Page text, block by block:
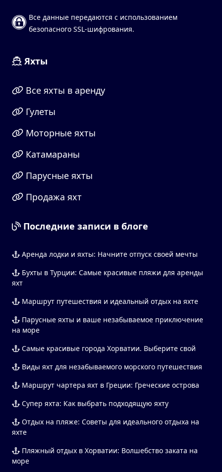
Все данные передаются с использованием
безопасного SSL-шифрования.
Яхты
Все яхты в аренду
Гулеты
Моторные яхты
Катамараны
Парусные яхты
Продажа яхт
Последние записи в блоге
Аренда лодки и яхты: Начните отпуск своей мечты
Бухты в Турции: Самые красивые пляжи для аренды
яхт
Маршрут путешествия и идеальный отдых на яхте
Парусные яхты и ваше незабываемое приключение
на море
Самые красивые города Хорватии. Выберите свой
Виды яхт для незабываемого морского путешествия
Маршрут чартера яхт в Греции: Греческие острова
Супер яхта: Как выбрать подходящую яхту
Отдых на пляже: Советы для идеального отдыха на
яхте
Пляжный отдых в Хорватии: Волшебство заката на
море